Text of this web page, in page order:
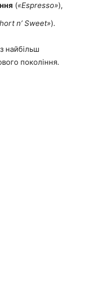
(«Espresso»),
n’ Sweet»).
найбільш
покоління.